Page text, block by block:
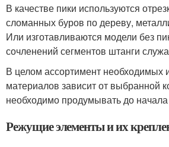
В качестве пики используются
сломанных буров по дереву,
Или изготавливаются модели без
сочленений сегментов штанги
В целом ассортимент необходимых
материалов зависит от выбранной
необходимо продумывать до начала
Режущие элементы и их